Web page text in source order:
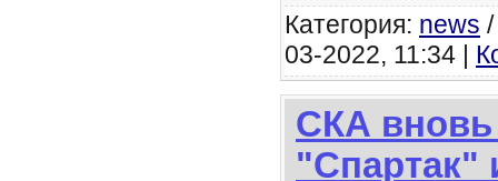
Категория: news
03-2022, 11:34 |
СКА